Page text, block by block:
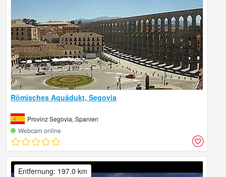
Römisches Aquädukt, Segovia
Provinz Segovia, Spanien
Webcam online
Entfernung: 197.0 km